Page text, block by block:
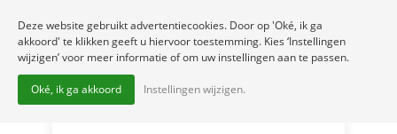
Deze website gebruikt advertentiecookies. Door op 'Oké, ik ga
akkoord' te klikken geeft u hiervoor toestemming. Kies ‘Instellingen
wijzigen’ voor meer informatie of om uw instellingen aan te passen.
Oké, ik ga akkoord Instellingen wijzigen.